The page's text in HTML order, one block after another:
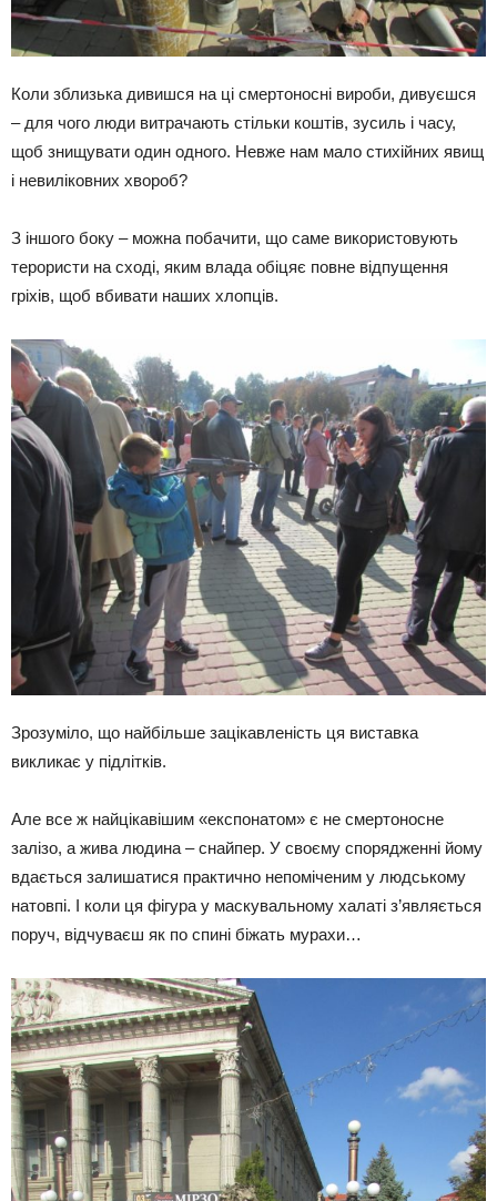
Коли зблизька дивишся на ці смертоносні вироби, дивуєшся
– для чого люди витрачають стільки коштів, зусиль і часу,
щоб знищувати один одного. Невже нам мало стихійних явищ
і невиліковних хвороб?
З іншого боку – можна побачити, що саме використовують
терористи на сході, яким влада обіцяє повне відпущення
гріхів, щоб вбивати наших хлопців.
Зрозуміло, що найбільше зацікавленість ця виставка
викликає у підлітків.
Але все ж найцікавішим «експонатом» є не смертоносне
залізо, а жива людина – снайпер. У своєму спорядженні йому
вдається залишатися практично непоміченим у людському
натовпі. І коли ця фігура у маскувальному халаті з’являється
поруч, відчуваєш як по спині біжать мурахи…